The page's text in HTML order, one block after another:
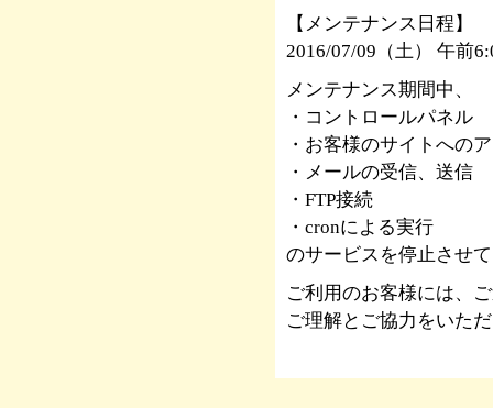
【メンテナンス日程】
2016/07/09（土） 午前
メンテナンス期間中、
・コントロールパネル
・お客様のサイトへの
・メールの受信、送信
・FTP接続
・cronによる実行
のサービスを停止させ
ご利用のお客様には、
ご理解とご協力をいた